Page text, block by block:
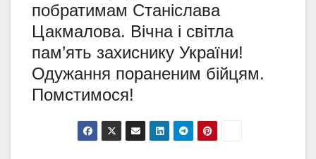
побратимам Станіслава
Цакмалова. Вічна і світла
пам’ять захиснику України!
Одужання пораненим бійцям.
Помстимося!